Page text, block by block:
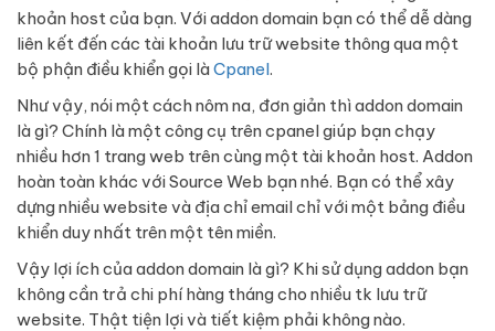
khoản host của bạn. Với addon domain bạn có thể dễ dàng
liên kết đến các tài khoản lưu trữ website thông qua một
bộ phận điều khiển gọi làCpanel.
Như vậy, nói một cách nôm na, đơn giản thì addon domain
là gì? Chính là một công cụ trên cpanel giúp bạn chạy
nhiều hơn 1 trang web trên cùng một tài khoản host. Addon
hoàn toàn khác với Source Web bạn nhé. Bạn có thể xây
dựng nhiều website và địa chỉ email chỉ với một bảng điều
khiển duy nhất trên một tên miền.
Vậy lợi ích của addon domain là gì? Khi sử dụng addon bạn
không cần trả chi phí hàng tháng cho nhiều tk lưu trữ
website. Thật tiện lợi và tiết kiệm phải không nào.